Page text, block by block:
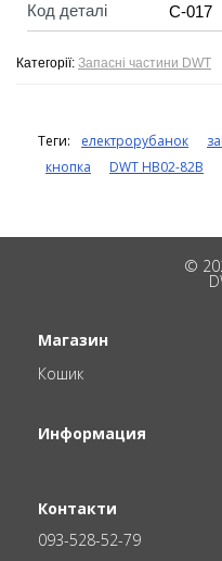
Код деталі С-017
Категорії: Запасні частини DWT
Теги: електрорубанок
кнопка
DWT HB02-82B
©
Магазин
Кошик
Информация
Контакти
093-528-52-79